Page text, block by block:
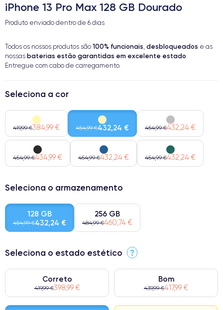
iPhone 13 Pro Max 128 GB Dourado
Produto enviado dentro de 6 dias
Todos os nossos produtos são 100% funcionais, desbloqueados e as
nossas baterias estão garantidas em excelente estado.
Entregue com cabo de carregamento.
Seleciona a cor
419,99 €384,99 € 454,99 €432,24 € 454,99 €432,24 €
454,99 €434,99 € 454,99 €432,24 € 454,99 €432,24 €
Seleciona o armazenamento
128 GB
454,99 €432,24 €
256 GB
484,99 €460,74 €
Seleciona o estado estético ?
Correto
419,99 €398,99 €
Bom
439,99 €417,99 €